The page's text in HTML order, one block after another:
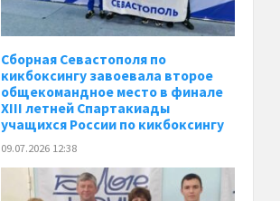
Сборная Севастополя по
кикбоксингу завоевала второе
общекомандное место в финале
XIII летней Спартакиады
учащихся России по кикбоксингу
09.07.2026 12:38